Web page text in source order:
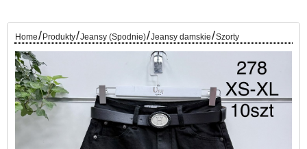
Home/ Produkty/Jeansy (Spodnie)/Jeansy damskie/Szorty